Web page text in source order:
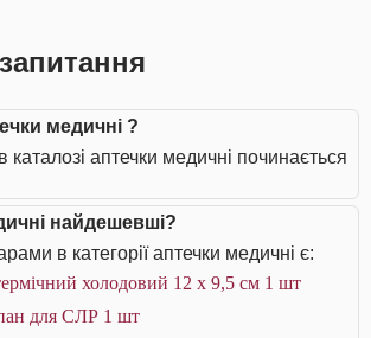
медичні ?
каталозі аптечки медичні починається
найдешевші?
в категорії аптечки медичні є:
холодовий 12 x 9,5 см 1 шт
для СЛР 1 шт